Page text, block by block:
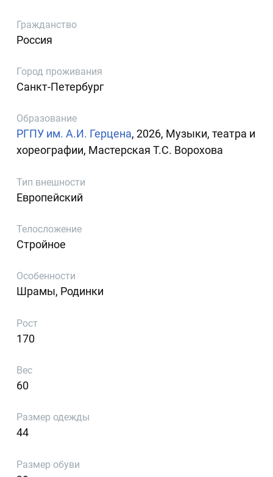
Гражданство
Россия
Город проживания
Санкт-Петербург
Образование
РГПУ им. А.И. Герцена, 2026, Музыки, театра и
хореографии, Мастерская Т.С. Ворохова
Тип внешности
Европейский
Телосложение
Стройное
Особенности
Шрамы, Родинки
Рост
170
Вес
60
Размер одежды
44
Размер обуви